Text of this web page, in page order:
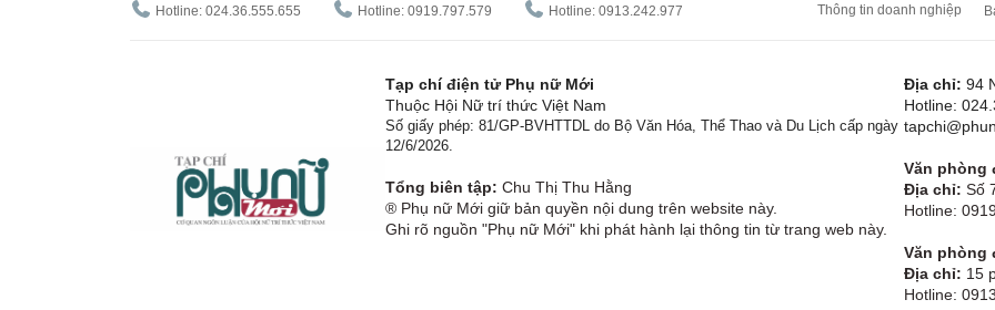
Hotline: 024.36.555.655 Hotline: 0919.797.579 Hotline: 0913.242.977 Thông tin doanh nghiệp
Tạp chí điện tử Phụ nữ Mới
Thuộc Hội Nữ trí thức Việt Nam
Số giấy phép: 81/GP-BVHTTDL do Bộ Văn Hóa, Thể Thao và Du Lịch cấp ngày
12/6/2026.
Tổng biên tập: Chu Thị Thu Hằng
® Phụ nữ Mới giữ bản quyền nội dung trên website này.
Ghi rõ nguồn "Phụ nữ Mới" khi phát hành lại thông tin từ trang web này.
Địa chỉ: 94
Hotline:
Văn phòng
Địa chỉ: Số
Hotline:
Văn phòng
Địa chỉ: 15
Hotline: